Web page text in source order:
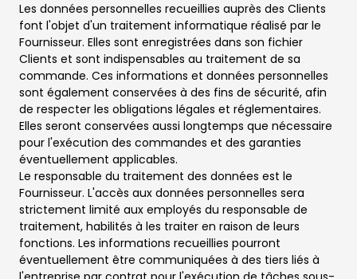
Les données personnelles recueillies auprès des Clients
font l'objet d'un traitement informatique réalisé par le
Fournisseur. Elles sont enregistrées dans son fichier
Clients et sont indispensables au traitement de sa
commande. Ces informations et données personnelles
sont également conservées à des fins de sécurité, afin
de respecter les obligations légales et réglementaires.
Elles seront conservées aussi longtemps que nécessaire
pour l'exécution des commandes et des garanties
éventuellement applicables.
Le responsable du traitement des données est le
Fournisseur. L'accès aux données personnelles sera
strictement limité aux employés du responsable de
traitement, habilités à les traiter en raison de leurs
fonctions. Les informations recueillies pourront
éventuellement être communiquées à des tiers liés à